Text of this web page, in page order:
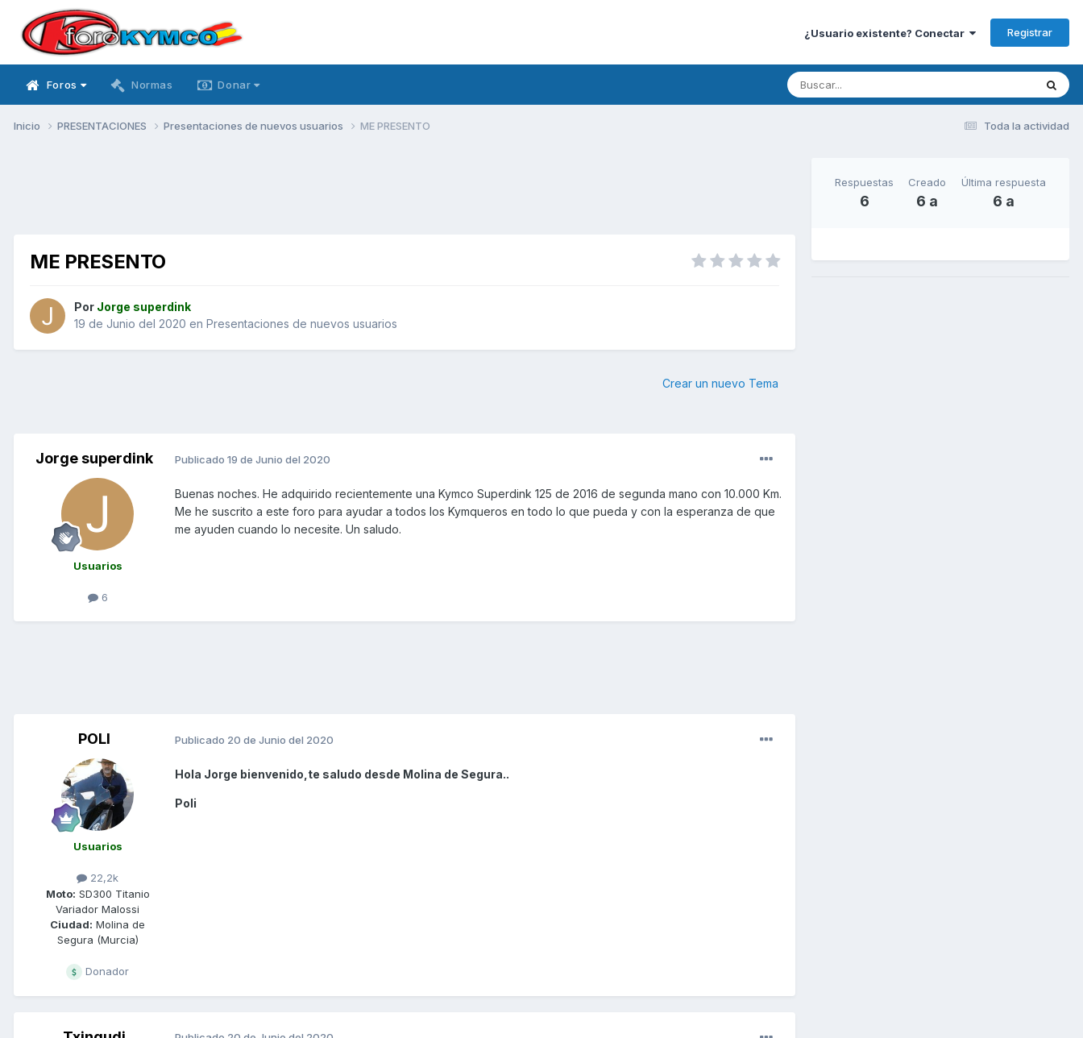
¿Usuario existente? Conectar Registrar
Foros Normas Donar
Toda la actividad
Inicio PRESENTACIONES Presentaciones de nuevos usuarios ME PRESENTO
ME PRESENTO
Por Jorge superdink
19 de Junio del 2020 en Presentaciones de nuevos usuarios
Crear un nuevo Tema
Jorge superdink
Usuarios
6
Publicado 19 de Junio del 2020
Buenas noches. He adquirido recientemente una Kymco Superdink 125 de 2016 de segunda mano con 10.000 Km.
Me he suscrito a este foro para ayudar a todos los Kymqueros en todo lo que pueda y con la esperanza de que
me ayuden cuando lo necesite. Un saludo.
POLI
Usuarios
22,2k
Moto: SD300 Titanio
Variador Malossi
Ciudad: Molina de
Segura (Murcia)
Donador
Publicado 20 de Junio del 2020
Hola Jorge bienvenido,te saludo desde Molina de Segura..
Poli
Respuestas
6
Creado
6 a
Última respuesta
6 a